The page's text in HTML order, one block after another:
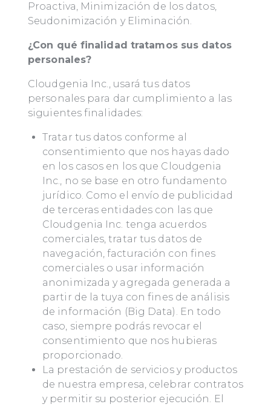
Proactiva, Minimización de los datos,
Seudonimización y Eliminación.
¿Con qué finalidad tratamos sus datos
personales?
Cloudgenia Inc., usará tus datos
personales para dar cumplimiento a las
siguientes finalidades:
Tratar tus datos conforme al
consentimiento que nos hayas dado
en los casos en los que Cloudgenia
Inc., no se base en otro fundamento
jurídico. Como el envío de publicidad
de terceras entidades con las que
Cloudgenia Inc. tenga acuerdos
comerciales, tratar tus datos de
navegación, facturación con fines
comerciales o usar información
anonimizada y agregada generada a
partir de la tuya con fines de análisis
de información (Big Data). En todo
caso, siempre podrás revocar el
consentimiento que nos hubieras
proporcionado.
La prestación de servicios y productos
de nuestra empresa, celebrar contratos
y permitir su posterior ejecución. El